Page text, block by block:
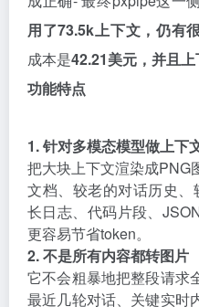
用了73.5k上下文，仍有
成本是42.21美元 ，并且
功能特点
1. 针对多模态模型做上下
把大块上下文渲染成PNG
文档、较老的对话历史
长日志、代码片段、
更容易节省token。
2. 不是所有内容都转图片
它不会粗暴地把整段请求
最近几轮对话、关键实时